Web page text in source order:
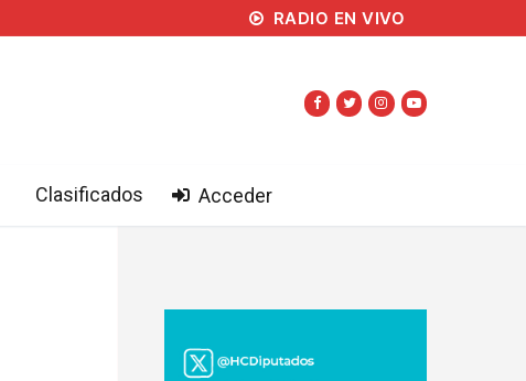
RADIO EN VIVO
Clasificados Acceder